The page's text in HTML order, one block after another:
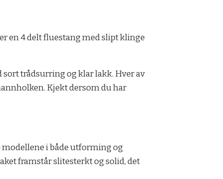
en 4 delt fluestang med slipt klinge
sort trådsurring og klar lakk. Hver av
Kjekt dersom du har
i både utforming og
framstår slitesterkt og solid, det